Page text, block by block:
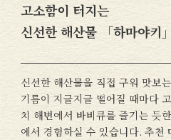
고소함이 터지는
신선한 해산물 「하마야키」
신선한 해산물을 직접 구워 맛보
기름이 지글지글 떨어질 때마다
치 해변에서 바비큐를 즐기는 듯
에서 경험하실 수 있습니다. 추천